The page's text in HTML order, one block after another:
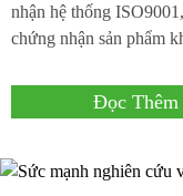
nhận hệ thống
chứng nhận sản phẩm
Đọc Thêm